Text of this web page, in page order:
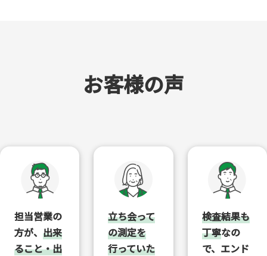
お客様の声
担当営業の
方が、 出来
ること・出
立ち会って
の測定を
行っていた
検査結果も
丁寧なの
で、エンド